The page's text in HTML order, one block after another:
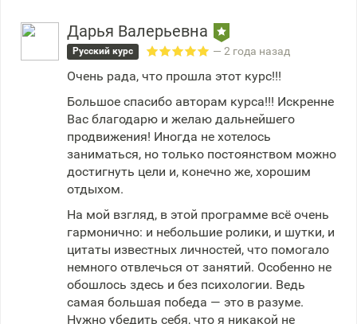
Дарья Валерьевна
Русский курс — 2 года назад
Очень рада, что прошла этот курс!!!
Большое спасибо авторам курса!!! Искренне
Вас благодарю и желаю дальнейшего
продвижения! Иногда не хотелось
заниматься, но только постоянством можно
достигнуть цели и, конечно же, хорошим
отдыхом.
На мой взгляд, в этой программе всё очень
гармонично: и небольшие ролики, и шутки, и
цитаты известных личностей, что помогало
немного отвлечься от занятий. Особенно не
обошлось здесь и без психологии. Ведь
самая большая победа — это в разуме.
Нужно убедить себя, что я никакой не